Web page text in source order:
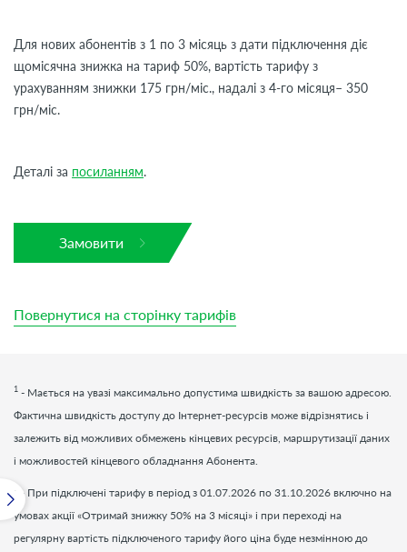
Для нових абонентів з 1 по 3 місяць з дати підключення діє
щомісячна знижка на тариф 50%, вартість тарифу з
урахуванням знижки 175 грн/міс., надалі з 4-го місяця– 350
грн/міс.
Деталі за посиланням.
Замовити
Повернутися на сторінку тарифів
1 - Мається на увазі максимально допустима швидкість за вашою адресою.
Фактична швидкість доступу до Інтернет-ресурсів може відрізнятись і
залежить від можливих обмежень кінцевих ресурсів, маршрутизації даних
і можливостей кінцевого обладнання Абонента.
2
- При підключені тарифу в період з 01.07.2026 по 31.10.2026 включно на
умовах акції «Отримай знижку 50% на 3 місяці» і при переході на
регулярну вартість підключеного тарифу його ціна буде незмінною до